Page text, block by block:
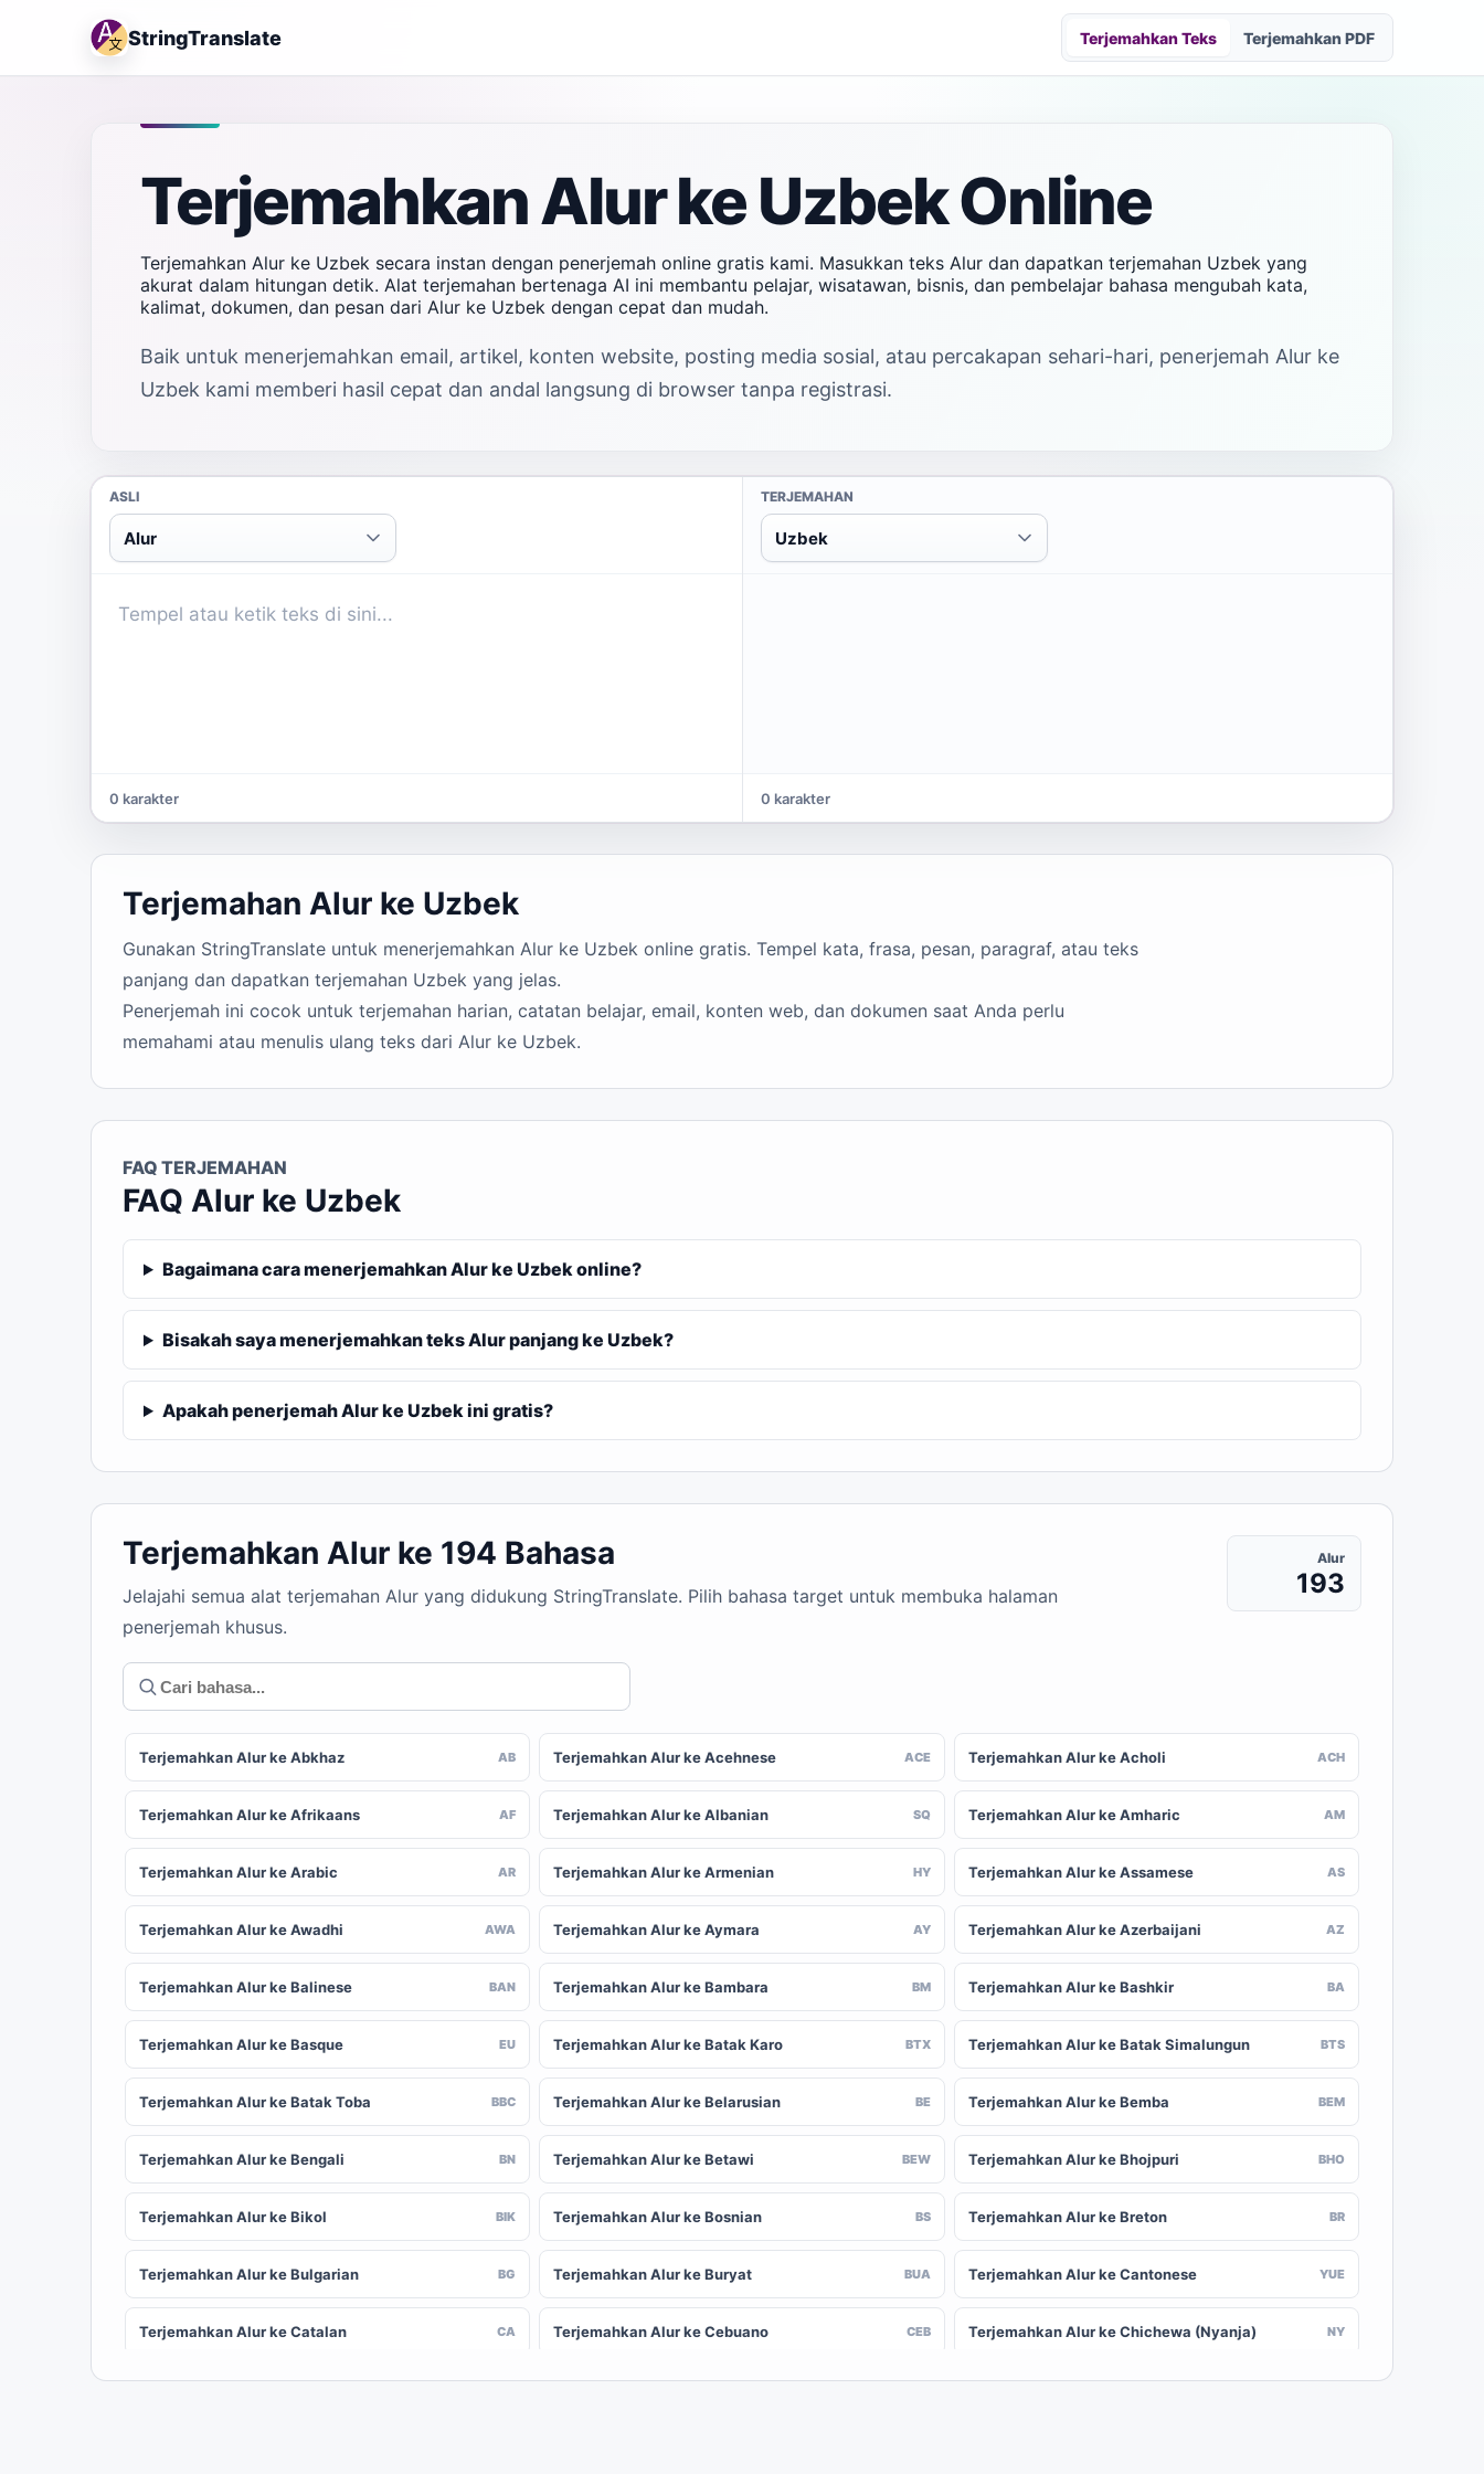
StringTranslate Terjemahkan Teks Terjemahkan PDF
Terjemahkan Alur ke Uzbek Online
Terjemahkan Alur ke Uzbek secara instan dengan penerjemah online gratis kami. Masukkan teks Alur dan dapatkan terjemahan Uzbek yang
akurat dalam hitungan detik. Alat terjemahan bertenaga AI ini membantu pelajar, wisatawan, bisnis, dan pembelajar bahasa mengubah kata,
kalimat, dokumen, dan pesan dari Alur ke Uzbek dengan cepat dan mudah.
Baik untuk menerjemahkan email, artikel, konten website, posting media sosial, atau percakapan sehari-hari, penerjemah Alur ke
Uzbek kami memberi hasil cepat dan andal langsung di browser tanpa registrasi.
ASLI
Alur
0 karakter
TERJEMAHAN
Uzbek
0 karakter
Terjemahan Alur ke Uzbek
Gunakan StringTranslate untuk menerjemahkan Alur ke Uzbek online gratis. Tempel kata, frasa, pesan, paragraf, atau teks
panjang dan dapatkan terjemahan Uzbek yang jelas.
Penerjemah ini cocok untuk terjemahan harian, catatan belajar, email, konten web, dan dokumen saat Anda perlu
memahami atau menulis ulang teks dari Alur ke Uzbek.
FAQ TERJEMAHAN
FAQ Alur ke Uzbek
Bagaimana cara menerjemahkan Alur ke Uzbek online?
Bisakah saya menerjemahkan teks Alur panjang ke Uzbek?
Apakah penerjemah Alur ke Uzbek ini gratis?
Terjemahkan Alur ke 194 Bahasa
Jelajahi semua alat terjemahan Alur yang didukung StringTranslate. Pilih bahasa target untuk membuka halaman
penerjemah khusus.
Alur
193
Terjemahkan Alur ke Abkhaz AB Terjemahkan Alur ke Acehnese ACE Terjemahkan Alur ke Acholi ACH
Terjemahkan Alur ke Afrikaans AF Terjemahkan Alur ke Albanian SQ Terjemahkan Alur ke Amharic AM
Terjemahkan Alur ke Arabic AR Terjemahkan Alur ke Armenian HY Terjemahkan Alur ke Assamese AS
Terjemahkan Alur ke Awadhi AWA Terjemahkan Alur ke Aymara AY Terjemahkan Alur ke Azerbaijani AZ
Terjemahkan Alur ke Balinese BAN Terjemahkan Alur ke Bambara BM Terjemahkan Alur ke Bashkir BA
Terjemahkan Alur ke Basque EU Terjemahkan Alur ke Batak Karo BTX Terjemahkan Alur ke Batak Simalungun BTS
Terjemahkan Alur ke Batak Toba BBC Terjemahkan Alur ke Belarusian BE Terjemahkan Alur ke Bemba BEM
Terjemahkan Alur ke Bengali BN Terjemahkan Alur ke Betawi BEW Terjemahkan Alur ke Bhojpuri BHO
Terjemahkan Alur ke Bikol BIK Terjemahkan Alur ke Bosnian BS Terjemahkan Alur ke Breton BR
Terjemahkan Alur ke Bulgarian BG Terjemahkan Alur ke Buryat BUA Terjemahkan Alur ke Cantonese YUE
Terjemahkan Alur ke Catalan CA Terjemahkan Alur ke Cebuano CEB Terjemahkan Alur ke Chichewa (Nyanja) NY